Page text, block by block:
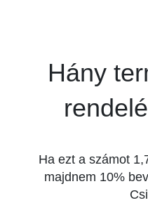
Hány
Ha ezt a számot
majdnem 10%